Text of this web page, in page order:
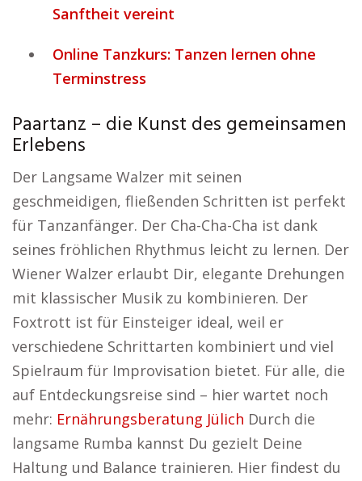
Sanftheit vereint
Online Tanzkurs: Tanzen lernen ohne
Terminstress
Paartanz – die Kunst des gemeinsamen
Erlebens
Der Langsame Walzer mit seinen
geschmeidigen, fließenden Schritten ist perfekt
für Tanzanfänger. Der Cha-Cha-Cha ist dank
seines fröhlichen Rhythmus leicht zu lernen. Der
Wiener Walzer erlaubt Dir, elegante Drehungen
mit klassischer Musik zu kombinieren. Der
Foxtrott ist für Einsteiger ideal, weil er
verschiedene Schrittarten kombiniert und viel
Spielraum für Improvisation bietet. Für alle, die
auf Entdeckungsreise sind – hier wartet noch
mehr: Ernährungsberatung Jülich Durch die
langsame Rumba kannst Du gezielt Deine
Haltung und Balance trainieren. Hier findest du